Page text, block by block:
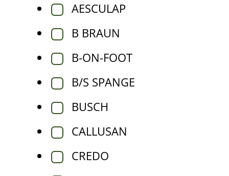
AESCULAP
B BRAUN
B-ON-FOOT
B/S SPANGE
BUSCH
CALLUSAN
CREDO